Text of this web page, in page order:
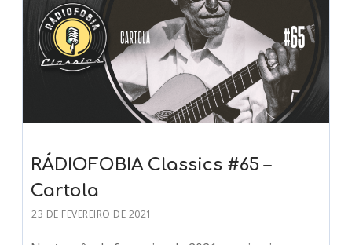
RÁDIOFOBIA Classics #65 –
Cartola
23 DE FEVEREIRO DE 2021